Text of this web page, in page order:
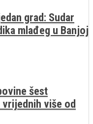
grad: Sudar
mlađeg u Banjoj
šest
više od